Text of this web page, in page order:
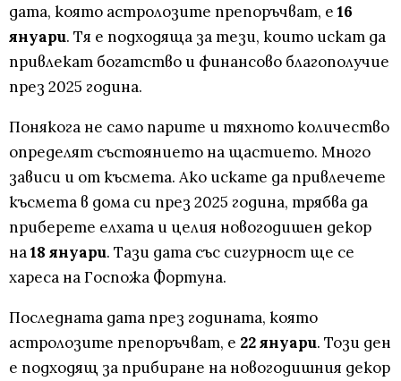
дата, която астролозите препоръчват, е 16
януари. Тя е подходяща за тези, които искат да
привлекат богатство и финансово благополучие
през 2025 година.
Понякога не само парите и тяхното количество
определят състоянието на щастието. Много
зависи и от късмета. Ако искате да привлечете
късмета в дома си през 2025 година, трябва да
приберете елхата и целия новогодишен декор
на18 януари. Тази дата със сигурност ще се
хареса на Госпожа Фортуна.
Последната дата през годината, която
астролозите препоръчват, е 22 януари. Този ден
е подходящ за прибиране на новогодишния декор